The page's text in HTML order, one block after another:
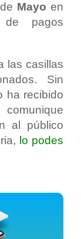
Mayo en
de pagos
las casillas
Sin
ha recibido
al público
lo podes